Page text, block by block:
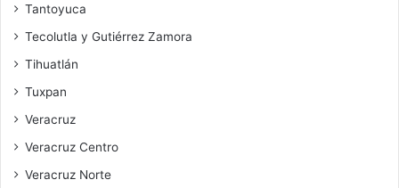
Tantoyuca
Tecolutla y Gutiérrez Zamora
Tihuatlán
Tuxpan
Veracruz
Veracruz Centro
Veracruz Norte